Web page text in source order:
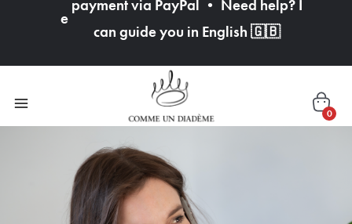
e
payment via PayPal • Need help? I
can guide you in English🇬🇧
0